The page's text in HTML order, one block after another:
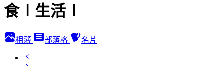
食∣生活∣
相簿 部落格 名片